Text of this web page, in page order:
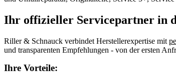
Ihr offizieller Servicepartner in
Riller & Schnauck verbindet Herstellerexpertise mit
und transparenten Empfehlungen - von der ersten
Ihre Vorteile: